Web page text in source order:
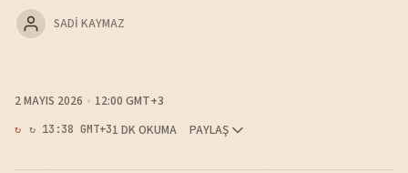
SADI KAYMAZ
2 MAYIS 2026 12:00 GMT+3
↻ 13:38 GMT+31 DK OKUMA PAYLAŞ